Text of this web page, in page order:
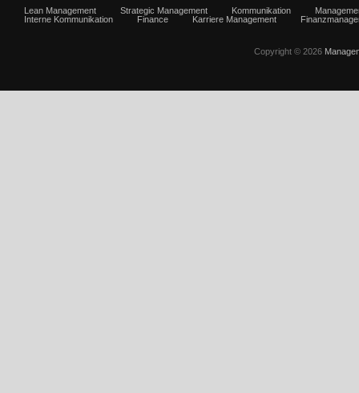
Lean Management Strategic Management Kommunikation
Interne Kommunikation
Finance Karriere Management
Copyright © 2026